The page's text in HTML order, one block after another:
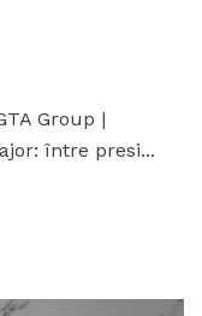
Group |
între presi...